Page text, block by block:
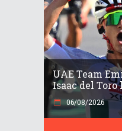
UAE Team
Isaac del Toro
06/08/2026